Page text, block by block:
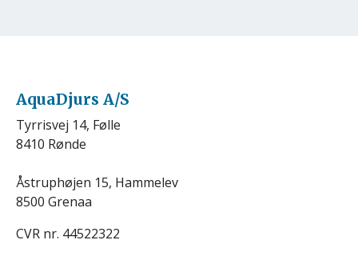
AquaDjurs A/S
Tyrrisvej 14, Følle
8410 Rønde
Åstruphøjen 15, Hammelev
8500 Grenaa
CVR nr. 44522322